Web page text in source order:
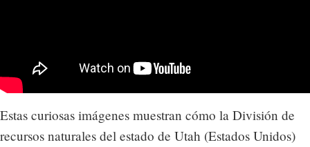
Estas curiosas imágenes muestran cómo la División de
recursos naturales del estado de Utah (Estados Unidos)